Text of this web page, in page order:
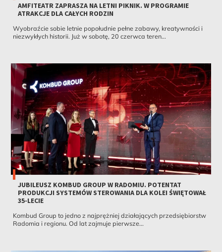
AMFITEATR ZAPRASZA NA LETNI PIKNIK. W PROGRAMIE
ATRAKCJE DLA CAŁYCH RODZIN
Wyobraźcie sobie letnie popołudnie pełne zabawy, kreatywności i
niezwykłych historii. Już w sobotę, 20 czerwca teren...
JUBILEUSZ KOMBUD GROUP W RADOMIU. POTENTAT
PRODUKCJI SYSTEMÓW STEROWANIA DLA KOLEI ŚWIĘTOWAŁ
35-LECIE
Kombud Group to jedno z najprężniej działających przedsiębiorstw
Radomia i regionu. Od lat zajmuje pierwsze...